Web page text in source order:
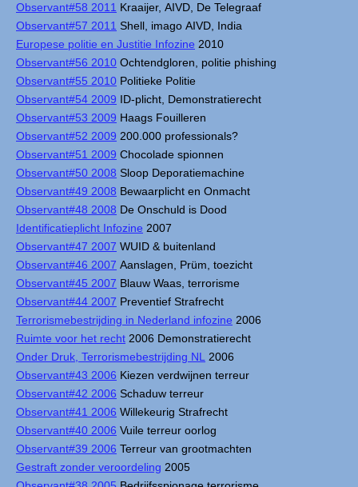
Observant#58 2011 Kraaijer, AIVD, De Telegraaf
Observant#57 2011 Shell, imago AIVD, India
Europese politie en Justitie Infozine 2010
Observant#56 2010 Ochtendgloren, politie phishing
Observant#55 2010 Politieke Politie
Observant#54 2009 ID-plicht, Demonstratierecht
Observant#53 2009 Haags Fouilleren
Observant#52 2009 200.000 professionals?
Observant#51 2009 Chocolade spionnen
Observant#50 2008 Sloop Deporatiemachine
Observant#49 2008 Bewaarplicht en Onmacht
Observant#48 2008 De Onschuld is Dood
Identificatieplicht Infozine 2007
Observant#47 2007 WUID & buitenland
Observant#46 2007 Aanslagen, Prüm, toezicht
Observant#45 2007 Blauw Waas, terrorisme
Observant#44 2007 Preventief Strafrecht
Terrorismebestrijding in Nederland infozine 2006
Ruimte voor het recht 2006 Demonstratierecht
Onder Druk, Terrorismebestrijding NL
2006
Observant#43 2006 Kiezen verdwijnen terreur
Observant#42 2006 Schaduw terreur
Observant#41 2006 Willekeurig Strafrecht
Observant#40 2006 Vuile terreur oorlog
Observant#39 2006 Terreur van grootmachten
Gestraft zonder veroordeling 2005